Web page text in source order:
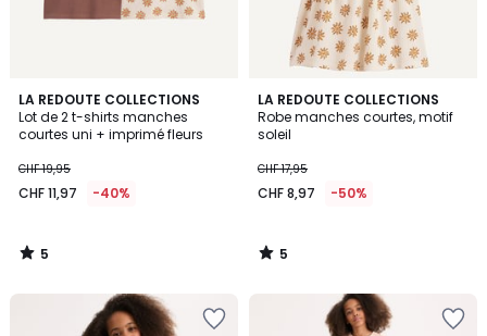
LA REDOUTE COLLECTIONS
Lot de 2 t-shirts manches
courtes uni + imprimé fleurs
CHF 19,95
CHF 11,97 -40%
5
/
5
5
/
LA REDOUTE COLLECTIONS
Robe manches courtes, motif
soleil
CHF 17,95
CHF 8,97 -50%
5
/
5
5
/